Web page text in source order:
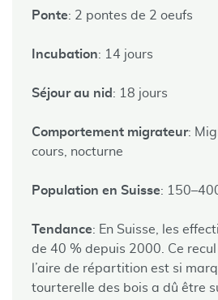
Ponte: 2 pontes de 2 oeufs
Incubation: 14 jours
Séjour au nid : 18 jours
Comportement migrateur:
cours, nocturne
Population en Suisse:
Tendance: En Suisse, les
de 40 % depuis 2000. Ce
l’aire de répartition est si
tourterelle des bois a dû être